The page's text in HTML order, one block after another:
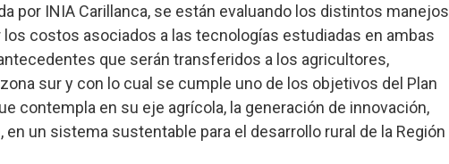
por INIA Carillanca, se están evaluando los distintos manejos
costos asociados a las tecnologías estudiadas en ambas
que serán transferidos a los agricultores,
sur y con lo cual se cumple uno de los objetivos del Plan
contempla en su eje agrícola, la generación de innovación,
un sistema sustentable para el desarrollo rural de la Región